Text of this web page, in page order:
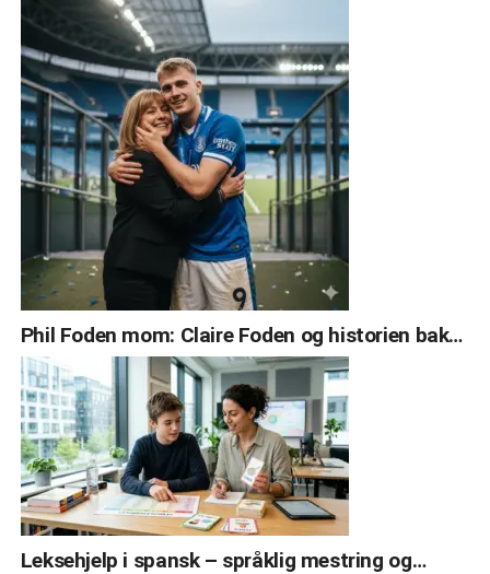
Phil Foden mom: Claire Foden og historien bak…
Leksehjelp i spansk – språklig mestring og…